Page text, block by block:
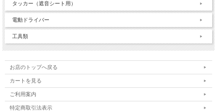
タッカー（遮音シート用）
電動ドライバー
工具類
お店のトップへ戻る
カートを見る
ご利用案内
特定商取引法表示